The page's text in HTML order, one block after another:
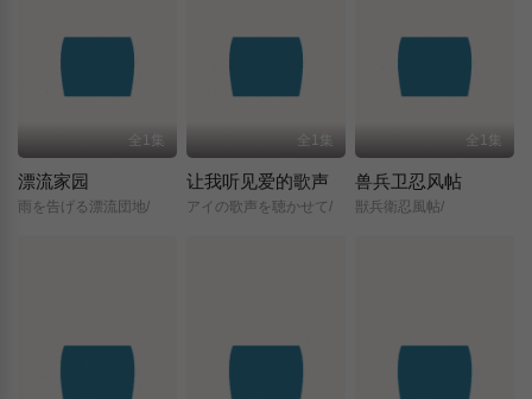
全1集
漂流家园
雨を告げる漂流団地/
全1集
让我听见爱的歌声
アイの歌声を聴かせて/
全1集
兽兵卫忍风帖
獣兵衛忍風帖/